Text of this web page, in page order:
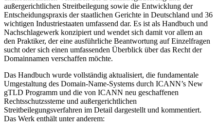
außergerichtlichen Streitbeilegung sowie die Entwicklung der
Entscheidungspraxis der staatlichen Gerichte in Deutschland und 36
wichtigen Industriestaaten umfassend dar. Es ist als Handbuch und
Nachschlagewerk konzipiert und wendet sich damit vor allem an
den Praktiker, der eine ausführliche Beantwortung auf Einzelfragen
sucht oder sich einen umfassenden Überblick über das Recht der
Domainnamen verschaffen möchte.
Das Handbuch wurde vollständig aktualisiert, die fundamentale
Umgestaltung des Domain-Name-Systems durch ICANN’s New
gTLD Programm und die von ICANN neu geschaffenen
Rechtsschutzssteme und außergerichtlichen
Streitbeilegungsverfahren im Detail dargestellt und kommentiert.
Das Werk enthält unter anderem: